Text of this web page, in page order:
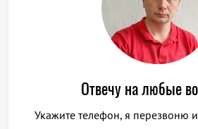
Отвечу на любые
Укажите телефон, я перезвоню